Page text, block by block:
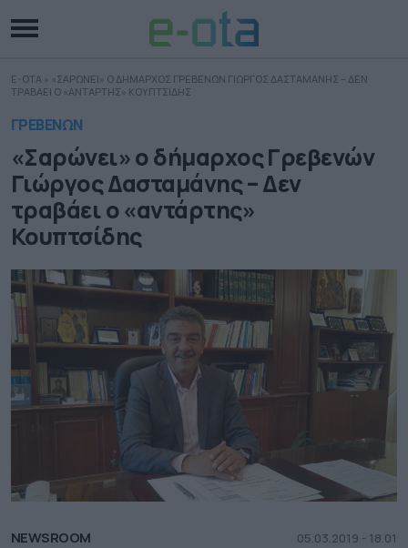
E-OTA » «ΣΑΡΩΝΕΙ» Ο ΔΗΜΑΡΧΟΣ ΓΡΕΒΕΝΩΝ ΓΙΩΡΓΟΣ ΔΑΣΤΑΜΑΝΗΣ – ΔΕΝ
ΤΡΑΒΑΕΙ Ο «ΑΝΤΑΡΤΗΣ» ΚΟΥΠΤΣΙΔΗΣ
ΓΡΕΒΕΝΩΝ
«Σαρώνει» ο δήμαρχος Γρεβενών
Γιώργος Δασταμάνης – Δεν
τραβάει ο «αντάρτης»
Κουπτσίδης
NEWSROOM 05.03.2019 - 18.01